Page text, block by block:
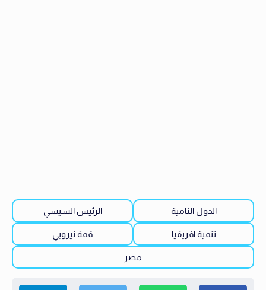
الدول النامية الرئيس السيسي
تنمية افريقيا قمة نيروبي
مصر